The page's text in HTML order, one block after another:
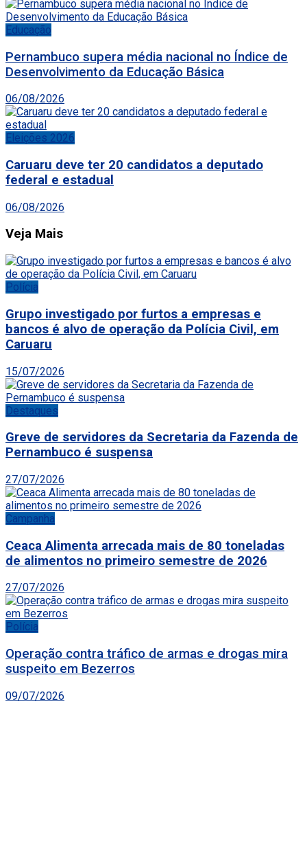
Educação
Pernambuco supera média nacional no Índice de
Desenvolvimento da Educação Básica
06/08/2026
Eleições 2026
Caruaru deve ter 20 candidatos a deputado
federal e estadual
06/08/2026
Veja Mais
Polícia
Grupo investigado por furtos a empresas e
bancos é alvo de operação da Polícia Civil, em
Caruaru
15/07/2026
Destaques
Greve de servidores da Secretaria da Fazenda de
Pernambuco é suspensa
27/07/2026
Campanha
Ceaca Alimenta arrecada mais de 80 toneladas
de alimentos no primeiro semestre de 2026
27/07/2026
Polícia
Operação contra tráfico de armas e drogas mira
suspeito em Bezerros
09/07/2026